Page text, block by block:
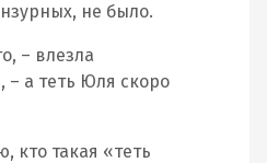
не было.
– влезла
– а теть Юля скоро
кто такая «теть